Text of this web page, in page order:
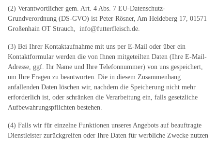
(2) Verantwortlicher gem. Art. 4 Abs. 7 EU-Datenschutz-
Grundverordnung (DS-GVO) ist Peter Rösner, Am Heideberg 17, 01571
Großenhain OT Strauch, info@futterfleisch.de.
(3) Bei Ihrer Kontaktaufnahme mit uns per E-Mail oder über ein
Kontaktformular werden die von Ihnen mitgeteilten Daten (Ihre E-Mail-
Adresse, ggf. Ihr Name und Ihre Telefonnummer) von uns gespeichert,
um Ihre Fragen zu beantworten. Die in diesem Zusammenhang
anfallenden Daten löschen wir, nachdem die Speicherung nicht mehr
erforderlich ist, oder schränken die Verarbeitung ein, falls gesetzliche
Aufbewahrungspflichten bestehen.
(4) Falls wir für einzelne Funktionen unseres Angebots auf beauftragte
Dienstleister zurückgreifen oder Ihre Daten für werbliche Zwecke nutzen